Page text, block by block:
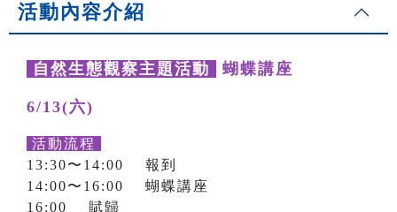
活動內容介紹
自然生態觀察主題活動 蝴蝶講座
6/13(六)
活動流程
13:30〜14:00 報到
14:00〜16:00 蝴蝶講座
16:00 賦歸